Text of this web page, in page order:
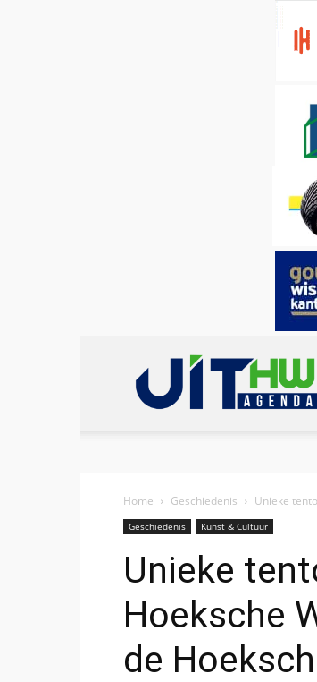
Hoeksche
Waard
Home Geschiedenis Unieke
Geschiedenis Kunst & Cultuur
Unieke
Hoeksche
de